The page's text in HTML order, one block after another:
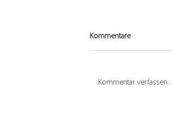
Kommentare
Kommentar verfassen...